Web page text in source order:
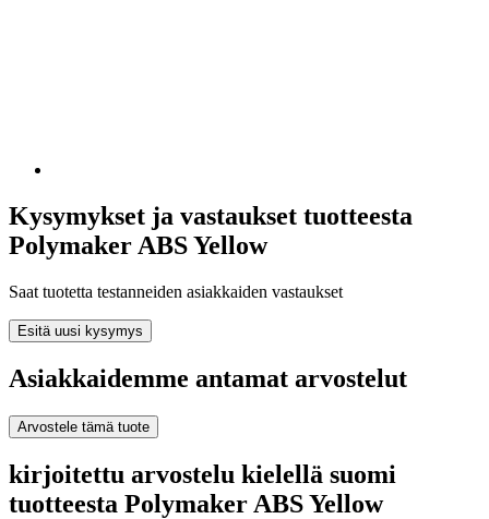
Kysymykset ja vastaukset tuotteesta
Polymaker ABS Yellow
Saat tuotetta testanneiden asiakkaiden vastaukset
Esitä uusi kysymys
Asiakkaidemme antamat arvostelut
Arvostele tämä tuote
kirjoitettu arvostelu kielellä suomi
tuotteesta Polymaker ABS Yellow